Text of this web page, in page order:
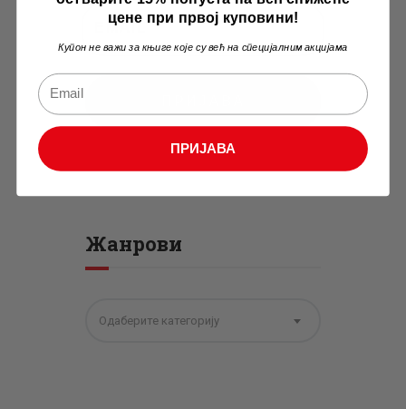
Жанрови
Одаберите категорију
цене при првој куповини!
Купон не важи за књиге које су већ на специјалним акцијама
ПРИЈАВА